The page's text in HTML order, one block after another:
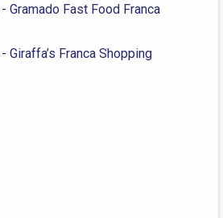
- Gramado Fast Food Franca
- Giraffa’s Franca Shopping